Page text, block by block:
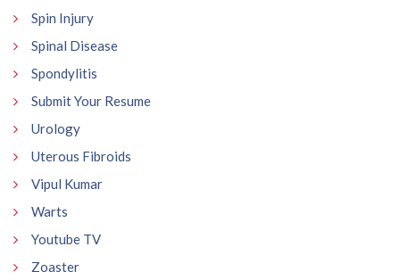
Spin Injury
Spinal Disease
Spondylitis
Submit Your Resume
Urology
Uterous Fibroids
Vipul Kumar
Warts
Youtube TV
Zoaster